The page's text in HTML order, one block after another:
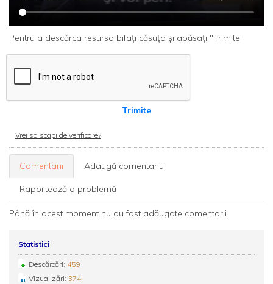
Pentru a descărca resursa bifați căsuța și apăsați "Trimite"
Trimite
Vrei sa scapi de verificare?
Comentarii Adaugă comentariu
Raportează o problemă
Până în acest moment nu au fost adăugate comentarii.
Statistici
Descărcări: 459
Vizualizări: 374